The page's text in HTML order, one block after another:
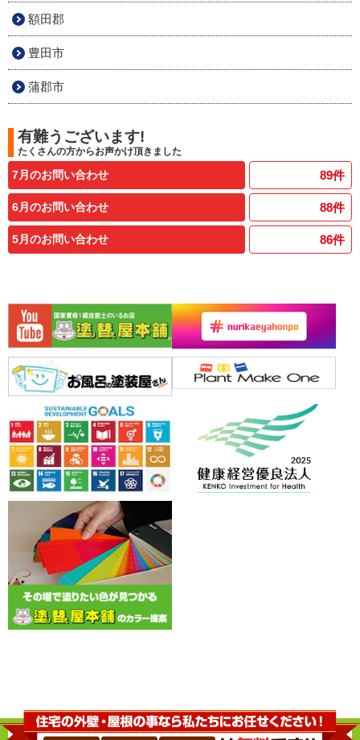
額田郡
豊田市
蒲郡市
有難うございます!
たくさんの方からお声かけ頂きました
7月のお問い合わせ 89件
6月のお問い合わせ 88件
5月のお問い合わせ 86件